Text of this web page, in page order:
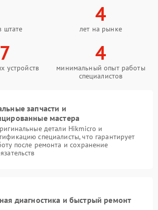
штате
4
лет на рынке
устройств
4
минимальный опыт работы
специалистов
запчасти и
мастера
детали Hikmicro и
специалисты, что гарантирует
после ремонта и сохранение
диагностика и быстрый ремонт